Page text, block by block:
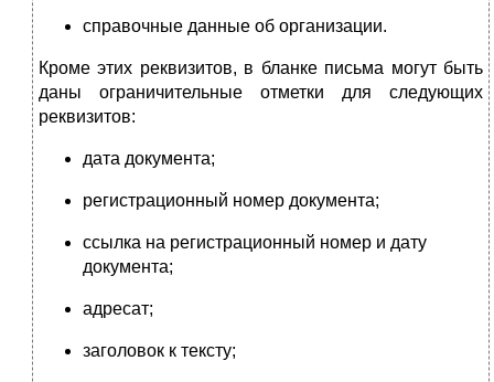
справочные данные об организации.
Кроме этих реквизитов, в бланке письма могут быть
даны огра­ничительные отметки для следующих
реквизитов:
дата документа;
регистрационный номер документа;
ссылка на регистрационный номер и дату
документа;
адресат;
заголовок к тексту;